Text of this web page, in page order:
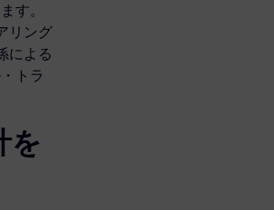
す。
リング
による
トラ
を